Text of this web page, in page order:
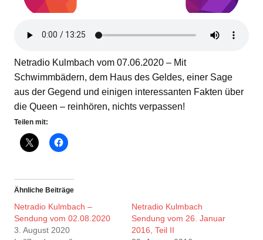
Netradio Kulmbach vom 07.06.2020 – Mit
Schwimmbädern, dem Haus des Geldes, einer Sage
aus der Gegend und einigen interessanten Fakten über
die Queen – reinhören, nichts verpassen!
Teilen mit:
Ähnliche Beiträge
Netradio Kulmbach –
Sendung vom 02.08.2020
3. August 2020
Netradio Kulmbach
Sendung vom 26. Januar
2016, Teil II